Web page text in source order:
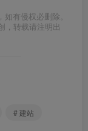
有侵权必删除。
，转载请注明出
# 建站